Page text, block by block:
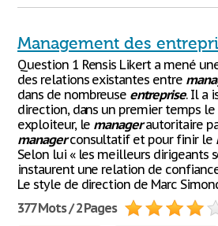
Management des
Question 1 Rensis Likert a mené
des relations existantes entre
dans de nombreuse entreprise. Il a
direction, dans un premier temps
exploiteur, le managerautoritaire
managerconsultatif et pour finir le
Selon lui « les meilleurs dirigeants
instaurent une relation de
Le style de direction de Marc
377 Mots / 2 Pages